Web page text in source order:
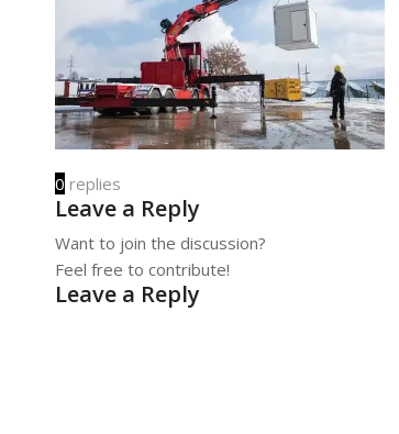
0 replies
Leave a Reply
Want to join the discussion?
Feel free to contribute!
Leave a Reply